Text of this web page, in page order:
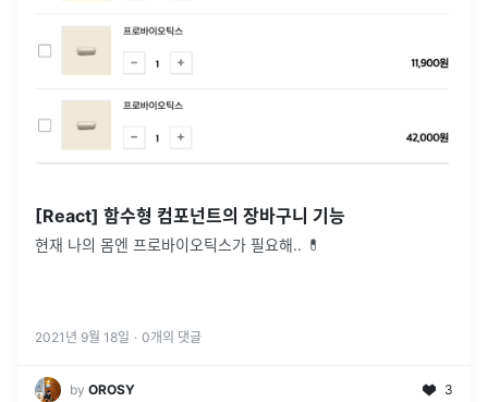
[React] 함수형 컴포넌트의 장바구니 기능
현재 나의 몸엔 프로바이오틱스가 필요해.. 💊
2021년 9월 18일 · 0개의 댓글
by OROSY 3